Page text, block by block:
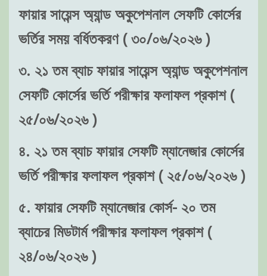
ফায়ার সায়েন্স অ্যান্ড অকুপেশনাল সেফটি কোর্সের
ভর্তির সময় বর্ধিতকরণ ( ৩০/০৬/২০২৬ )
৩. ২১ তম ব্যাচ ফায়ার সায়েন্স অ্যান্ড অকুপেশনাল
সেফটি কোর্সের ভর্তি পরীক্ষার ফলাফল প্রকাশ (
২৫/০৬/২০২৬ )
৪. ২১ তম ব্যাচ ফায়ার সেফটি ম্যানেজার কোর্সের
ভর্তি পরীক্ষার ফলাফল প্রকাশ ( ২৫/০৬/২০২৬ )
৫. ফায়ার সেফটি ম্যানেজার কোর্স- ২০ তম
ব্যাচের মিডটার্ম পরীক্ষার ফলাফল প্রকাশ (
২৪/০৬/২০২৬ )